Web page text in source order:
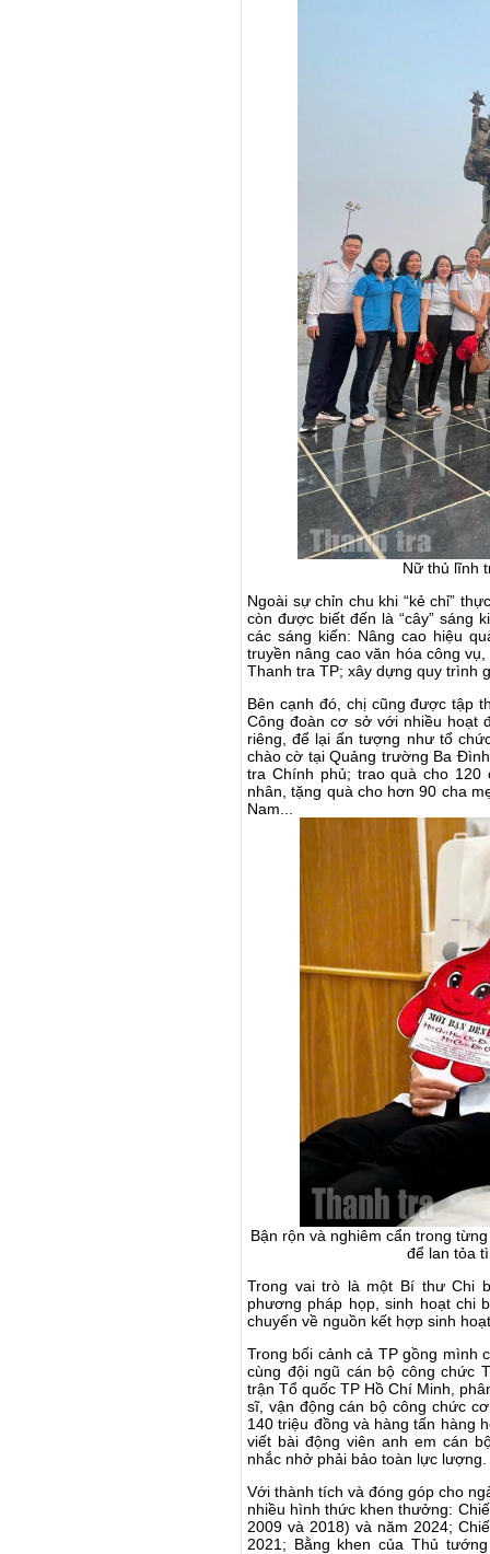
Nữ thủ lĩnh
Ngoài sự chỉn chu khi “kẻ chỉ”
còn được biết đến là “cây” sáng
các sáng kiến: Nâng cao hiệu
truyền nâng cao văn hóa công
Thanh tra TP; xây dựng quy trình
Bên cạnh đó, chị cũng được tập
Công đoàn cơ sở với nhiều hoạt
riêng, để lại ấn tượng như tổ
chào cờ tại Quảng trường Ba
tra Chính phủ; trao quà cho 120
nhân, tặng quà cho hơn 90 cha
Nam...
Bận rộn và nghiêm cẩn trong
để lan tỏa
Trong vai trò là một Bí thư Chi
phương pháp họp, sinh hoạt chi
chuyến về nguồn kết hợp sinh
Trong bối cảnh cả TP gồng mình
cùng đội ngũ cán bộ công chức
trận Tổ quốc TP Hồ Chí Minh,
sĩ, vận động cán bộ công chức
140 triệu đồng và hàng tấn hàng
viết bài động viên anh em cán
nhắc nhở phải bảo toàn lực lượng.
Với thành tích và đóng góp cho
nhiều hình thức khen thưởng:
2009 và 2018) và năm 2024;
2021; Bằng khen của Thủ